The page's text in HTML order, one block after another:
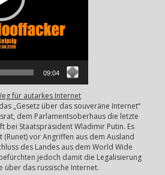
09:04
für autarkes Internet
„Gesetz über das souveräne Internet“
dem Parlamentsoberhaus die letzte
bei Staatspräsident Wladimir Putin. Es
(Runet) vor Angriffen aus dem Ausland
des Landes aus dem World Wide
jedoch damit die Legalisierung
über das russische Internet.